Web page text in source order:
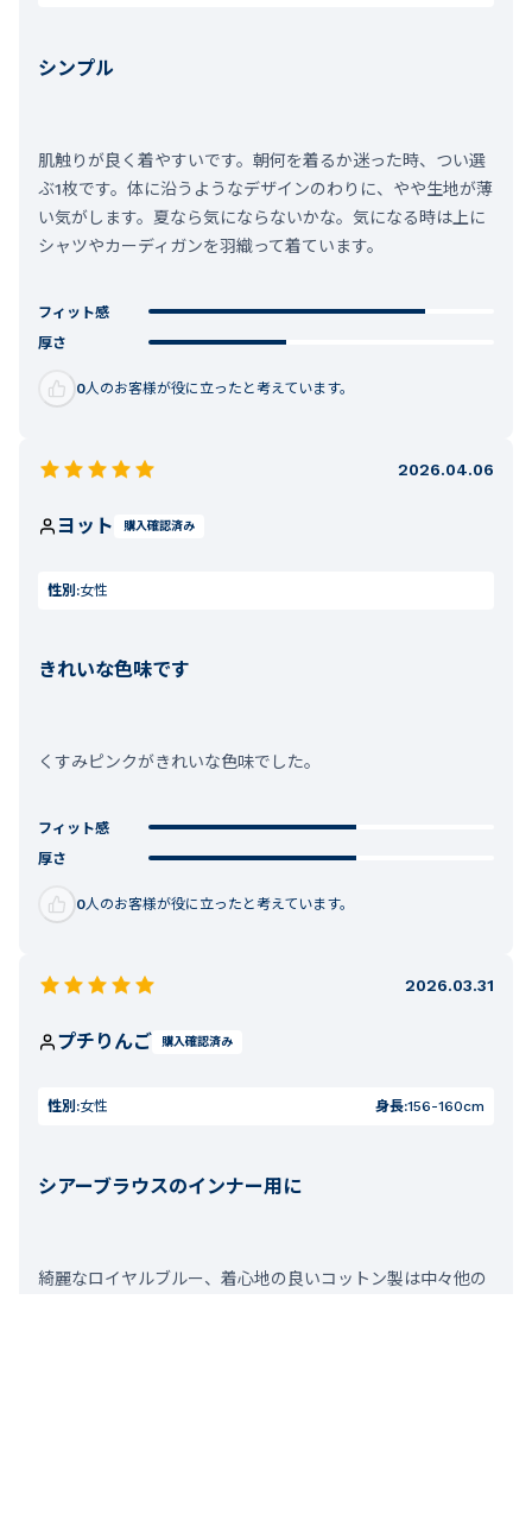
シンプル
肌触りが良く着やすいです。朝何を着るか迷った時、つい選
ぶ1枚です。体に沿うようなデザインのわりに、やや生地が薄
い気がします。夏なら気にならないかな。気になる時は上に
シャツやカーディガンを羽織って着ています。
フィット感
厚さ
0人のお客様が役に立ったと考えています。
2026.04.06
ヨット 購入確認済み
性別:女性
きれいな色味です
くすみピンクがきれいな色味でした。
フィット感
厚さ
0人のお客様が役に立ったと考えています。
2026.03.31
プチりんご 購入確認済み
性別:女性 身長:156-160cm
シアーブラウスのインナー用に
綺麗なロイヤルブルー、着心地の良いコットン製は中々他の